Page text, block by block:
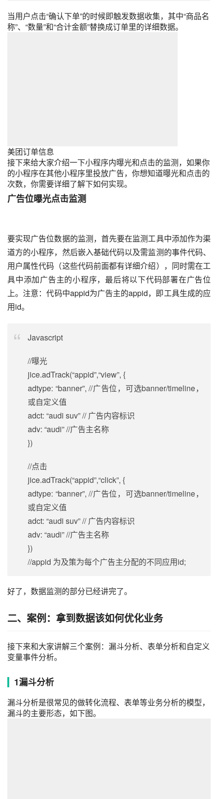
当用户点击“确认下单”的时候即触发数据收集，其中“商品名
称”、“数量”和“合计金额”替换成订单里的详细数据。
美团订单信息
接下来给大家介绍一下小程序内曝光和点击的监测，如果你
的小程序在其他小程序里投放广告，你想知道曝光和点击的
次数，你需要详细了解下如何实现。
广告位曝光点击监测
要实现广告位数据的监测，首先要在监测工具中添加作为渠
道方的小程序，然后嵌入基础代码以及需监测的事件代码、
用户属性代码（这些代码前面都有详细介绍），同时需在工
具中添加广告主的小程序，最后将以下代码部署在广告位
上。注意：代码中appid为广告主的appid，即工具生成的应
用id。
Javascript
//曝光
jice.adTrack(“appid”,“view”, {
adtype: “banner”, //广告位，可选banner/timeline，
或自定义值
adct: “audi suv” // 广告内容标识
adv: “audi” //广告主名称
})
//点击
jice.adTrack(“appid”,“click”, {
adtype: “banner”, //广告位，可选banner/timeline，
或自定义值
adct: “audi suv” // 广告内容标识
adv: “audi” //广告主名称
})
//appid 为及策为每个广告主分配的不同应用id;
好了，数据监测的部分已经讲完了。
二、 案例：拿到数据该如何优化业务
接下来和大家讲解三个案例：漏斗分析、表单分析和自定义
变量事件分析。
1漏斗分析
漏斗分析是很常见的做转化流程、表单等业务分析的模型，
漏斗的主要形态，如下图。